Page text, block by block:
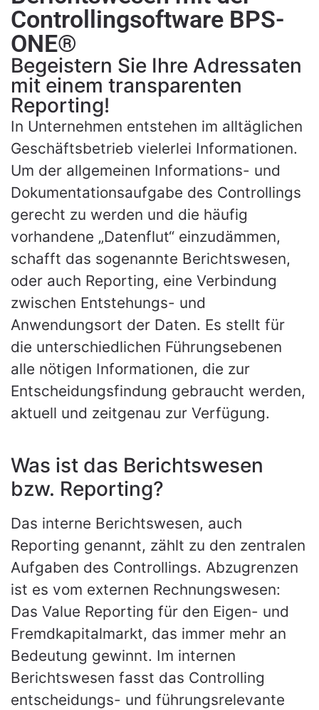
Ihre Software Experten
Gesprächstermin
anfragen
Controllingsoftware BPS-
ONE®
Begeistern Sie Ihre Adressaten
mit einem transparenten
Reporting!
In Unternehmen entstehen im alltäglichen
Geschäftsbetrieb vielerlei Informationen.
Um der allgemeinen Informations- und
Dokumentationsaufgabe des Controllings
gerecht zu werden und die häufig
vorhandene „Datenflut“ einzudämmen,
schafft das sogenannte Berichtswesen,
oder auch Reporting, eine Verbindung
zwischen Entstehungs- und
Anwendungsort der Daten. Es stellt für
die unterschiedlichen Führungsebenen
alle nötigen Informationen, die zur
Entscheidungsfindung gebraucht werden,
aktuell und zeitgenau zur Verfügung.
Was ist das Berichtswesen
bzw. Reporting?
Das interne Berichtswesen, auch
Reporting genannt, zählt zu den zentralen
Aufgaben des Controllings. Abzugrenzen
ist es vom externen Rechnungswesen:
Das Value Reporting für den Eigen- und
Fremdkapitalmarkt, das immer mehr an
Bedeutung gewinnt. Im internen
Berichtswesen fasst das Controlling
entscheidungs- und führungsrelevante